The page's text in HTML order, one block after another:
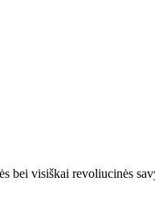
bei visiškai revoliucinės